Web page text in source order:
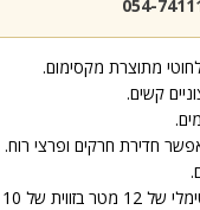
054-
מתוצרת מקסימום.
קשים.
חדירת חרקים ופרצי רוח.
של 110 מעלות